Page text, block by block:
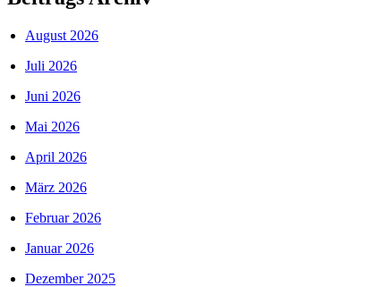
August 2026
Juli 2026
Juni 2026
Mai 2026
April 2026
März 2026
Februar 2026
Januar 2026
Dezember 2025